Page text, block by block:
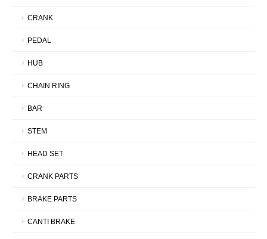
CRANK
PEDAL
HUB
CHAIN RING
BAR
STEM
HEAD SET
CRANK PARTS
BRAKE PARTS
CANTI BRAKE